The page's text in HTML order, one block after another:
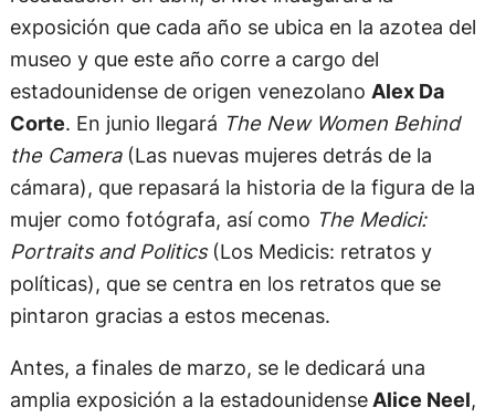
exposición que cada año se ubica en la azotea del
museo y que este año corre a cargo del
estadounidense de origen venezolano Alex Da
Corte. En junio llegará The New Women Behind
the Camera(Las nuevas mujeres detrás de la
cámara), que repasará la historia de la figura de la
mujer como fotógrafa, así como The Medici:
Portraits and Politics(Los Medicis: retratos y
políticas), que se centra en los retratos que se
pintaron gracias a estos mecenas.
Antes, a finales de marzo, se le dedicará una
amplia exposición a la estadounidenseAlice Neel,